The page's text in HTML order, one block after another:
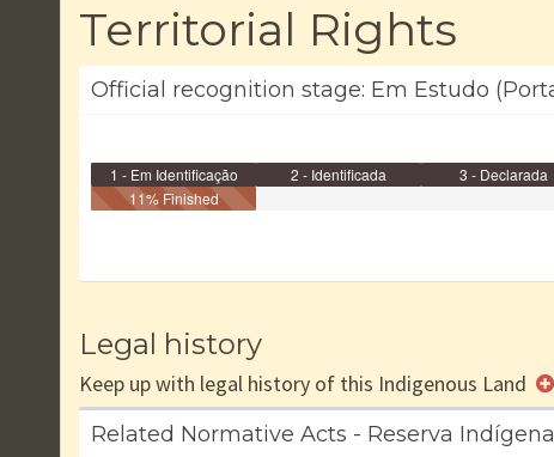
Territorial Rights
Official recognition stage: Em Estudo
1 - Em Identificação 2 - Identificada 3 - Declarada
11% Finished
Legal history
Keep up with legal history of this Indigenous Land
Related Normative Acts - Reserva